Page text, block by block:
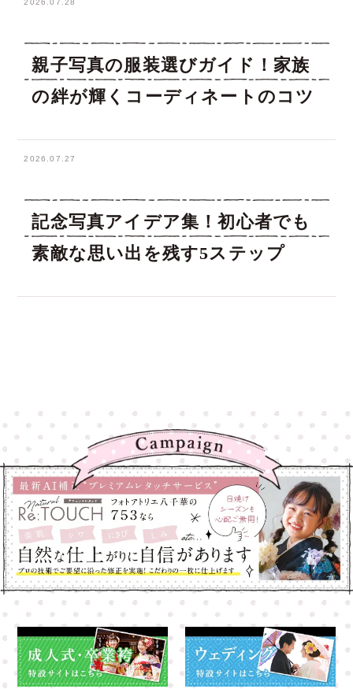
親子写真の服装選びガイド！家族
の絆が輝くコーディネートのコツ
2026.07.27
記念写真アイデア集！初心者でも
素敵な思い出を残す5ステップ